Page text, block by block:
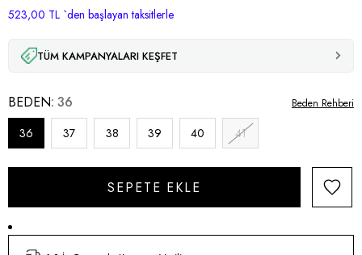
İndirim
523,00 TL `den başlayan taksitlerle
TÜM KAMPANYALARI KEŞFET
BEDEN 36
36 37 38 39 40 41
Beden Rehberi